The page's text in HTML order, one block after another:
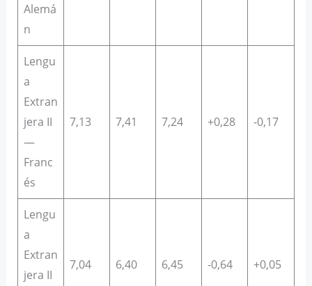
Alemá
n
Lengu
a
Extran
jera II
—
Franc
és
7,13 7,41 7,24 +0,28 -0,17
Lengu
a
Extran
jera II
7,04 6,40 6,45 -0,64 +0,05